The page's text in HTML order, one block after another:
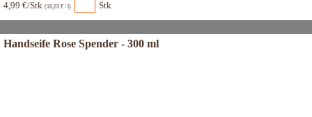
4,99 €/Stk (16,63 € / l) Stk
Handseife Rose Spender - 300 ml